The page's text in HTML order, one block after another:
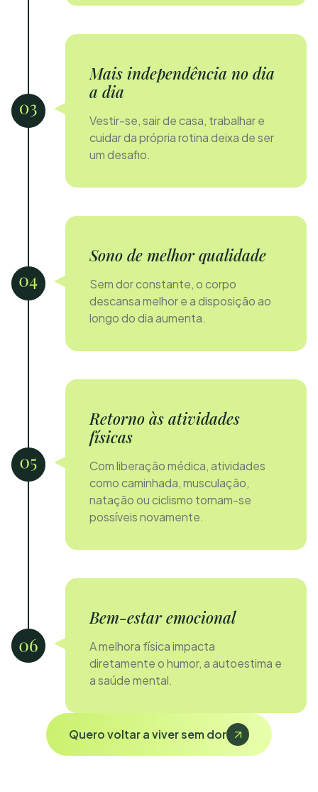
Mais independência no dia
a dia
Vestir-se, sair de casa, trabalhar e
cuidar da própria rotina deixa de ser
um desafio.
Sono de melhor qualidade
Sem dor constante, o corpo
descansa melhor e a disposição ao
longo do dia aumenta.
Retorno às atividades
físicas
Com liberação médica, atividades
como caminhada, musculação,
natação ou ciclismo tornam-se
possíveis novamente.
Bem-estar emocional
A melhora física impacta
diretamente o humor, a autoestima e
a saúde mental.
Quero voltar a viver sem dor